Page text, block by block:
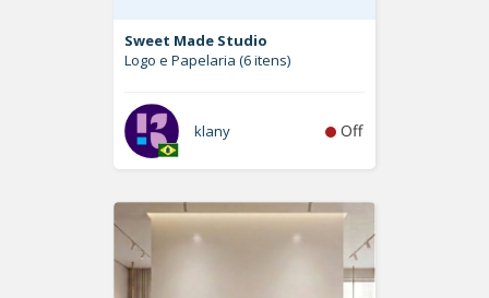
Sweet Made Studio
Logo e Papelaria (6 itens)
klany Off